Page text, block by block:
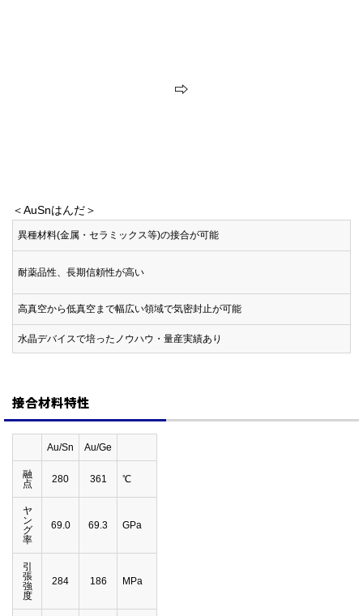
⇨
＜AuSnはんだ＞
異種材料(金属・セラミックス等)の接合が可能
耐薬品性、長期信頼性が高い
高真空から低真空まで幅広い領域で気密封止が可能
水晶デバイスで培ったノウハウ・量産実績あり
接合材料特性
Au/Sn Au/Ge
融
点
280 361 ℃
ヤ
ン
グ
率
69.0 69.3 GPa
引
張
強
度
284 186 MPa